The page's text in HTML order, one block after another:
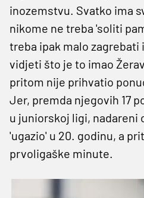
inozemstvu. Svatko ima
nikome ne treba 'soliti
treba ipak malo zagrebati
vidjeti što je to imao
pritom nije prihvatio
Jer, premda njegovih 17
u juniorskoj ligi, nadareni
'ugazio' u 20. godinu, a
prvoligaške minute.